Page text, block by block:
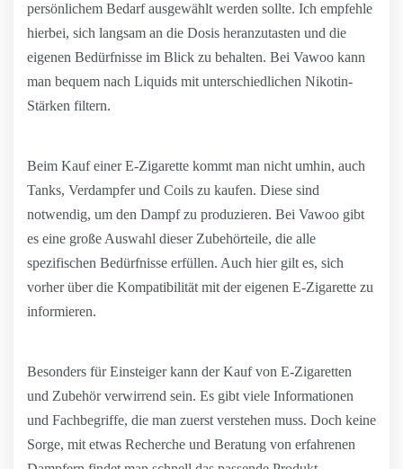
persönlichem Bedarf ausgewählt werden sollte. Ich empfehle
hierbei, sich langsam an die Dosis heranzutasten und die
eigenen Bedürfnisse im Blick zu behalten. Bei Vawoo kann
man bequem nach Liquids mit unterschiedlichen Nikotin-
Stärken filtern.
Beim Kauf einer E-Zigarette kommt man nicht umhin, auch
Tanks, Verdampfer und Coils zu kaufen. Diese sind
notwendig, um den Dampf zu produzieren. Bei Vawoo gibt
es eine große Auswahl dieser Zubehörteile, die alle
spezifischen Bedürfnisse erfüllen. Auch hier gilt es, sich
vorher über die Kompatibilität mit der eigenen E-Zigarette zu
informieren.
Besonders für Einsteiger kann der Kauf von E-Zigaretten
und Zubehör verwirrend sein. Es gibt viele Informationen
und Fachbegriffe, die man zuerst verstehen muss. Doch keine
Sorge, mit etwas Recherche und Beratung von erfahrenen